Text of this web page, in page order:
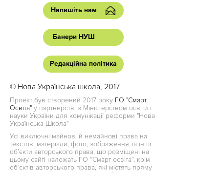
Напишіть нам
Банери НУШ
Редакційна політика
© Нова Українська школа, 2017
Проект був створений 2017 року ГО "Смарт
Освіта" у партнерстві з Міністерством освіти і
науки України для комунікації реформи "Нова
Українська Школа"
Усі виключні майнові й немайнові права на
текстові матеріали, фото, зображення та інші
об’єкти авторського права, що розміщені на
цьому сайті належать ГО “Смарт освіта”, крім
об’єктів авторського права, які містять пряму